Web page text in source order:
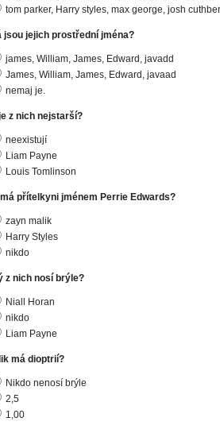
tom parker, Harry styles, max george, josh
jsou jejich prostřední jména?
james, William, James, Edward, javadd
James, William, James, Edward, javaad
nemaj je.
z nich nejstarší?
neexistují
Liam Payne
Louis Tomlinson
přítelkyni jménem Perrie Edwards?
zayn malik
Harry Styles
nikdo
z nich nosí brýle?
Niall Horan
nikdo
Liam Payne
má dioptrií?
Nikdo nenosí brýle
2,5
1,00